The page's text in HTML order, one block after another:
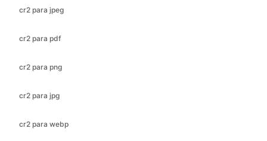
cr2 para png
cr2 para jpg
cr2 para webp
gif para bmp
gif para ico